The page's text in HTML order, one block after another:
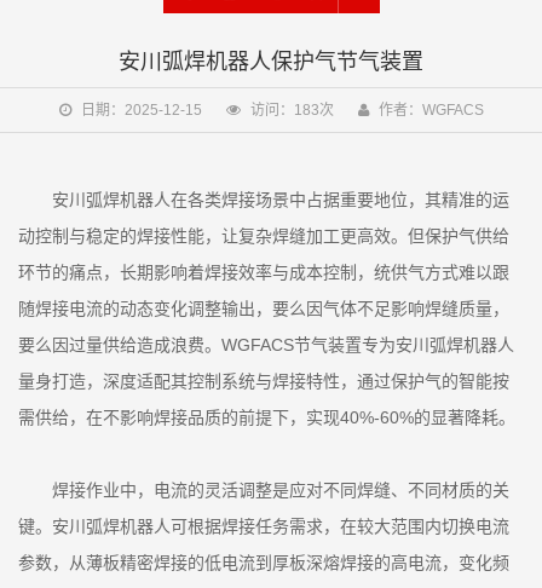
安川弧焊机器人保护气节气装置
日期：2025-12-15 访问：183次 作者：WGFACS
安川弧焊机器人在各类焊接场景中占据重要地位，其精准的运
动控制与稳定的焊接性能，让复杂焊缝加工更高效。但保护气供给
环节的痛点，长期影响着焊接效率与成本控制，统供气方式难以跟
随焊接电流的动态变化调整输出，要么因气体不足影响焊缝质量，
要么因过量供给造成浪费。WGFACS节气装置专为安川弧焊机器人
量身打造，深度适配其控制系统与焊接特性，通过保护气的智能按
需供给，在不影响焊接品质的前提下，实现40%-60%的显著降耗。
焊接作业中，电流的灵活调整是应对不同焊缝、不同材质的关
键。安川弧焊机器人可根据焊接任务需求，在较大范围内切换电流
参数，从薄板精密焊接的低电流到厚板深熔焊接的高电流，变化频